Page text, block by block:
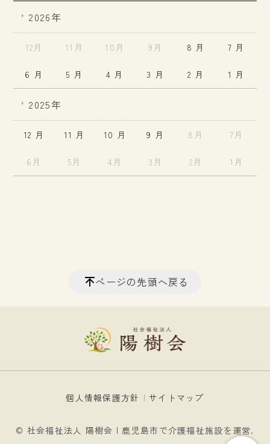
2026年
12月 11月 10月 9月 8 月 7 月
6 月 5 月 4 月 3 月 2 月 1 月
2025年
12 月 11 月 10 月 9 月 8月 7月
6月 5月 4月 3月 2月 1月
ページの先頭へ戻る
個人情報保護方針 サイトマップ
© 社会福祉法人 陽樹会 | 鹿児島市で介護福祉施設を運営.